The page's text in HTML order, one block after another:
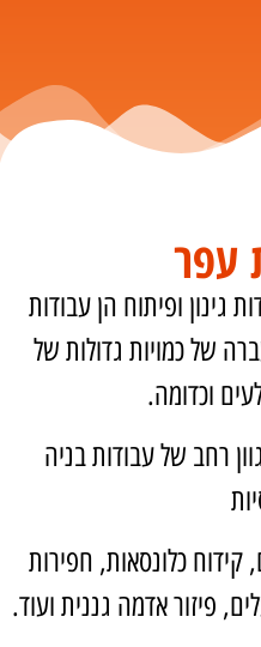
עפר
גינון ופיתוח הן עבודות
של כמויות גדולות של
וכדומה.
רחב של עבודות בניה
קידוח כלונסאות, חפירות
פיזור אדמה גננית ועוד.